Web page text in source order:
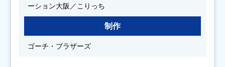
ーション大阪／こりっち
制作
ゴーチ・ブラザーズ